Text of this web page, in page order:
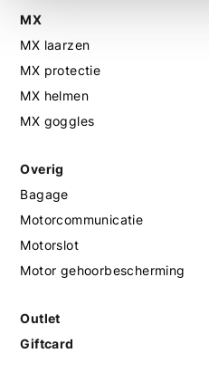
MX
MX laarzen
MX protectie
MX helmen
MX goggles
Overig
Bagage
Motorcommunicatie
Motorslot
Motor gehoorbescherming
Outlet
Giftcard